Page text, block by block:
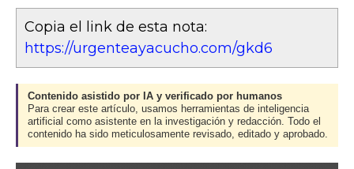
Copia el link de esta nota:
https://urgenteayacucho.com/gkd6
Contenido asistido por IA y verificado por humanos
Para crear este artículo, usamos herramientas de inteligencia
artificial como asistente en la investigación y redacción. Todo el
contenido ha sido meticulosamente revisado, editado y aprobado.